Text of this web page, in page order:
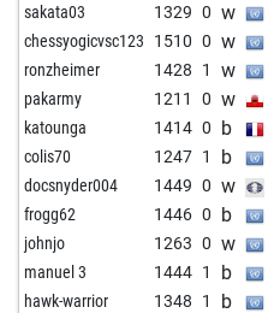
sakata03 1329 0 w
chessyogicvsc123 1510 0 w
ronzheimer 1428 1 w
pakarmy 1211 0 w
katounga 1414 0 b
colis70 1247 1 b
docsnyder004 1449 0 w
frogg62 1446 0 b
johnjo 1263 0 w
manuel 3 1444 1 b
hawk-warrior 1348 1 b